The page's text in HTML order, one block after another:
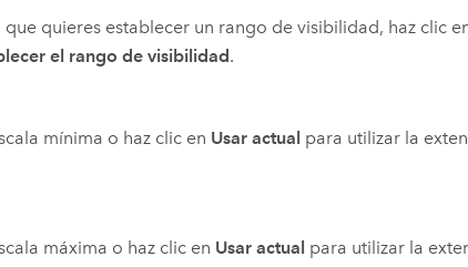
que quieres establecer un rango de visibilidad, haz clic
el rango de visibilidad.
mínima o haz clic en Usar actual para utilizar la
máxima o haz clic en Usar actual para utilizar la